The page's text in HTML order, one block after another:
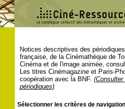
Notices descriptives des
française, de la Cinémathèque de
Cinéma et de l'image animée,
Les titres Cinémagazine et Paris-
coopération avec la BNF.
périodiques)
Sélectionner les critères de